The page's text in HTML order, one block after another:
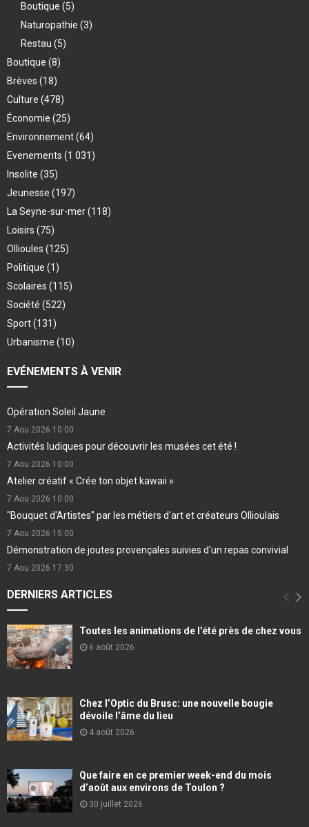
Boutique (5)
Naturopathie (3)
Restau (5)
Boutique (8)
Brèves (18)
Culture (478)
Économie (25)
Environnement(64)
Evenements (1 031)
Insolite (35)
Jeunesse (197)
La Seyne-sur-mer(118)
Loisirs (75)
Ollioules (125)
Politique (1)
Scolaires (115)
Société (522)
Sport(131)
Urbanisme (10)
EVÉNEMENTS À VENIR
Opération Soleil Jaune
7 Aou 2026 10:00
Activités ludiques pour découvrir les musées cet été !
7 Aou 2026 10:00
Atelier créatif « Crée ton objet kawaii »
7 Aou 2026 10:00
"Bouquet d'Artistes" par les métiers d'art et créateurs Ollioulais
7 Aou 2026 15:00
Démonstration de joutes provençales suivies d'un repas convivial
7 Aou 2026 17:30
DERNIERS ARTICLES
Toutes les animations de l’été près de chez vous
6 août 2026
Chez l’Optic du Brusc: une nouvelle bougie
dévoile l’âme du lieu
4 août 2026
Que faire en ce premier week-end du mois
d’août aux environs de Toulon ?
30 juillet 2026